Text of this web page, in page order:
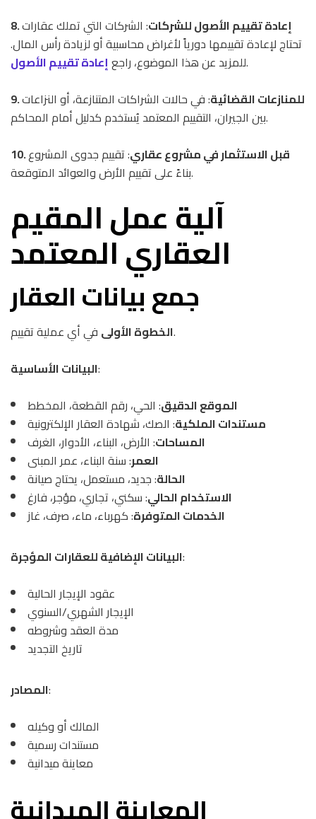
8. إعادة تقييم الأصول للشركات: الشركات التي تملك عقارات
تحتاج لإعادة تقييمها دورياً لأغراض محاسبية أو لزيادة رأس المال.
للمزيد عن هذا الموضوع، راجع إعادة تقييم الأصول
.
9. للمنازعات القضائية: في حالات الشراكات المتنازعة، أو النزاعات
بين الجيران، التقييم المعتمد يُستخدم كدليل أمام المحاكم.
10. قبل الاستثمار في مشروع عقاري: تقييم جدوى المشروع
بناءً على تقييم الأرض والعوائد المتوقعة.
آلية عمل المقيم
العقاري المعتمد
جمع بيانات العقار
الخطوة الأولىفي أي عملية تقييم.
البيانات الأساسية:
الموقع الدقيق: الحي، رقم القطعة، المخطط
مستندات الملكية: الصك، شهادة العقار الإلكترونية
المساحات: الأرض، البناء، الأدوار، الغرف
العمر: سنة البناء، عمر المبنى
الحالة: جديد، مستعمل، يحتاج صيانة
الاستخدام الحالي: سكني، تجاري، مؤجر، فارغ
الخدمات المتوفرة: كهرباء، ماء، صرف، غاز
البيانات الإضافية للعقارات المؤجرة:
عقود الإيجار الحالية
الإيجار الشهري/السنوي
مدة العقد وشروطه
تاريخ التجديد
المصادر:
المالك أو وكيله
مستندات رسمية
معاينة ميدانية